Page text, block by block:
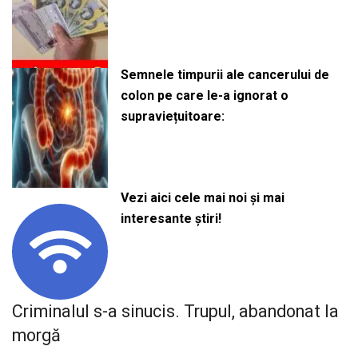
Semnele timpurii ale cancerului de
colon pe care le-a ignorat o
supraviețuitoare:
Vezi aici cele mai noi și mai
interesante știri!
Criminalul s-a sinucis. Trupul, abandonat la
morgă